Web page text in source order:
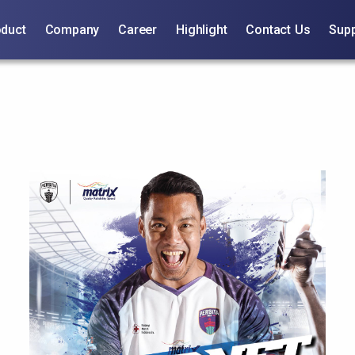
Company Career Highlight Contact Us
Blog